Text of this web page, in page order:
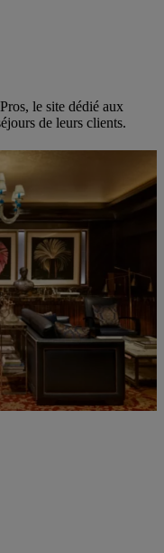
le site dédié aux
de leurs clients.